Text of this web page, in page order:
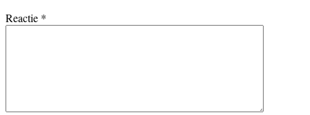
Reactie *